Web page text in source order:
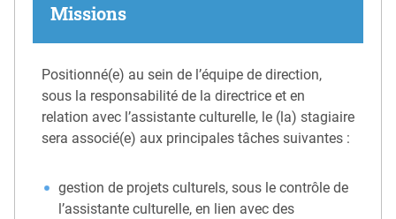
Missions
Positionné(e) au sein de l’équipe de direction,
sous la responsabilité de la directrice et en
relation avec l’assistante culturelle, le (la) stagiaire
sera associé(e) aux principales tâches suivantes :
gestion de projets culturels, sous le contrôle de
l’assistante culturelle, en lien avec des